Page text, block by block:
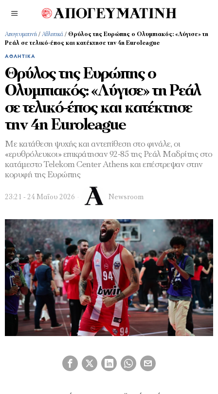
Απογευματινή / Αθλητικά / Θρύλος της Ευρώπης ο Ολυμπιακός: «Λύγισε» τη
Ρεάλ σε τελικό-έπος και κατέκτησε την 4η Euroleague
ΑΘΛΗΤΙΚΆ
Θρύλος της Ευρώπης ο
Ολυμπιακός: «Λύγισε» τη Ρεάλ
σε τελικό-έπος και κατέκτησε
την 4η Euroleague
Με κατάθεση ψυχής και αντεπίθεση στο φινάλε, οι
«ερυθρόλευκοι» επικράτησαν 92-85 της Ρεάλ Μαδρίτης στο
κατάμεστο Telekom Center Athens και επέστρεψαν στην
κορυφή της Ευρώπης
23:21 - 24 Μαΐου 2026 Newsroom